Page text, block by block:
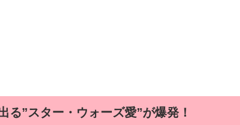
”スター・ウォーズ愛”が爆発！